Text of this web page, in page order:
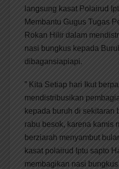
langsung kasat Polairud
Membantu Gugus Tugas
Rokan Hilir dalam
nasi bungkus kepada
dibagansiapiapi.
” Kita Setiap hari Ikut
mendistribusikan
kepada buruh di sekitaran
rabu besok, karena kamis
berziarah menyambut
kasat polairud Iptu sapto
membagikan nasi